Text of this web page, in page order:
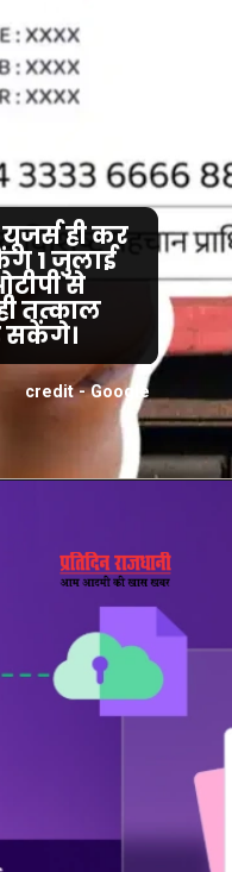
credit - Google
ही कर
1 जुलाई
से
तत्काल
सकेंगे।